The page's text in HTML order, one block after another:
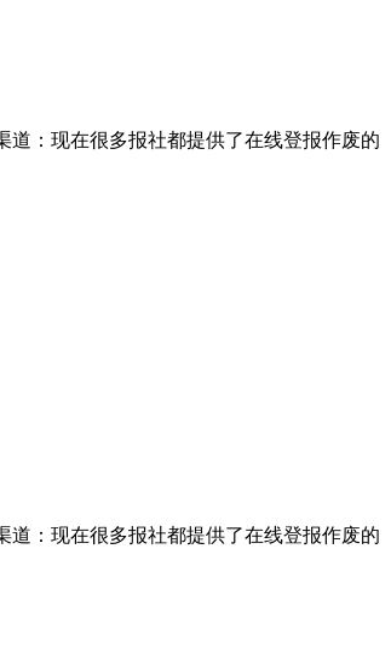
：现在很多报社都提供了在线登报作废的
：现在很多报社都提供了在线登报作废的